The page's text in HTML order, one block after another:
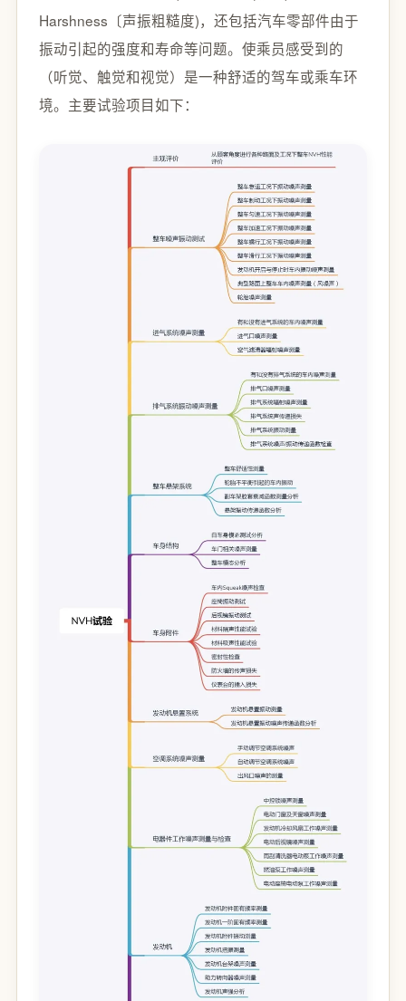
Harshness〔声振粗糙度)，还包括汽车零部件由于
振动引起的强度和寿命等问题。使乘员感受到的
（听觉、触觉和视觉）是一种舒适的驾车或乘车环
境。主要试验项目如下：